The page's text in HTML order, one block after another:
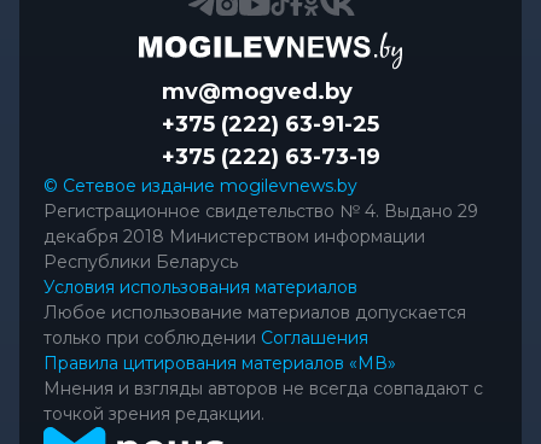
mv@mogved.by
+375 (222) 63-91-25
+375 (222) 63-73-19
© Сетевое издание mogilevnews.by
Регистрационное свидетельство № 4. Выдано 29
декабря 2018 Министерством информации
Республики Беларусь
Условия использования материалов
Любое использование материалов допускается
только при соблюдении Соглашения
Правила цитирования материалов «МВ»
Мнения и взгляды авторов не всегда совпадают с
точкой зрения редакции.